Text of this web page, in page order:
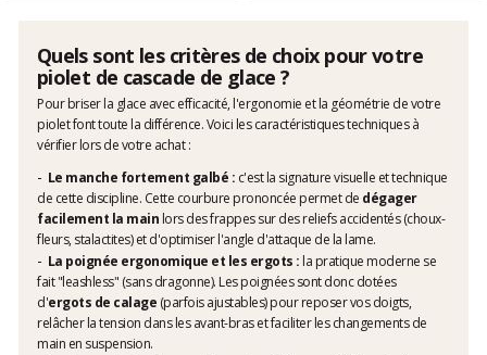
Quels sont les critères de choix pour votre
piolet de cascade de glace ?
Pour briser la glace avec efficacité, l'ergonomie et la géométrie de votre
piolet font toute la différence. Voici les caractéristiques techniques à
vérifier lors de votre achat :
Le manche fortement galbé : c'est la signature visuelle et technique
de cette discipline. Cette courbure prononcée permet de dégager
facilement la main lors des frappes sur des reliefs accidentés (choux-
fleurs, stalactites) et d'optimiser l'angle d'attaque de la lame.
La poignée ergonomique et les ergots : la pratique moderne se
fait "leashless" (sans dragonne). Les poignées sont donc dotées
d'ergots de calage (parfois ajustables) pour reposer vos doigts,
relâcher la tension dans les avant-bras et faciliter les changements de
main en suspension.